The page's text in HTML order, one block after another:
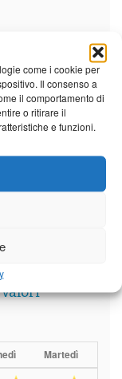
come i cookie per
Il consenso a
il comportamento di
o ritirare il
e funzioni.
ancora
valori
Martedì